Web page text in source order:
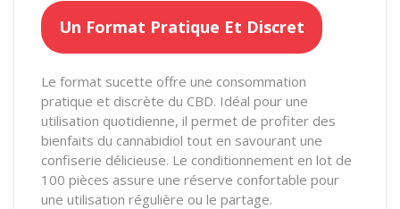
Un Format Pratique Et Discret
Le format sucette offre une consommation
pratique et discrète du CBD. Idéal pour une
utilisation quotidienne, il permet de profiter des
bienfaits du cannabidiol tout en savourant une
confiserie délicieuse. Le conditionnement en lot de
100 pièces assure une réserve confortable pour
une utilisation régulière ou le partage.